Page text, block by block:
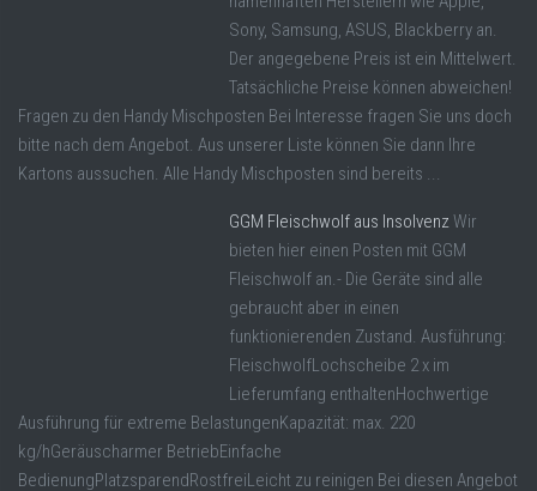
Sony, Samsung, ASUS, Blackberry an.
Der angegebene Preis ist ein Mittelwert.
Tatsächliche Preise können abweichen!
Fragen zu den Handy Mischposten Bei Interesse fragen Sie uns doch
bitte nach dem Angebot. Aus unserer Liste können Sie dann Ihre
Kartons aussuchen. Alle Handy Mischposten sind bereits ...
GGM Fleischwolf aus InsolvenzWir
bieten hier einen Posten mit GGM
Fleischwolf an.- Die Geräte sind alle
gebraucht aber in einen
funktionierenden Zustand. Ausführung:
FleischwolfLochscheibe 2 x im
Lieferumfang enthaltenHochwertige
Ausführung für extreme BelastungenKapazität: max. 220
kg/hGeräuscharmer BetriebEinfache
BedienungPlatzsparendRostfreiLeicht zu reinigen Bei diesen Angebot